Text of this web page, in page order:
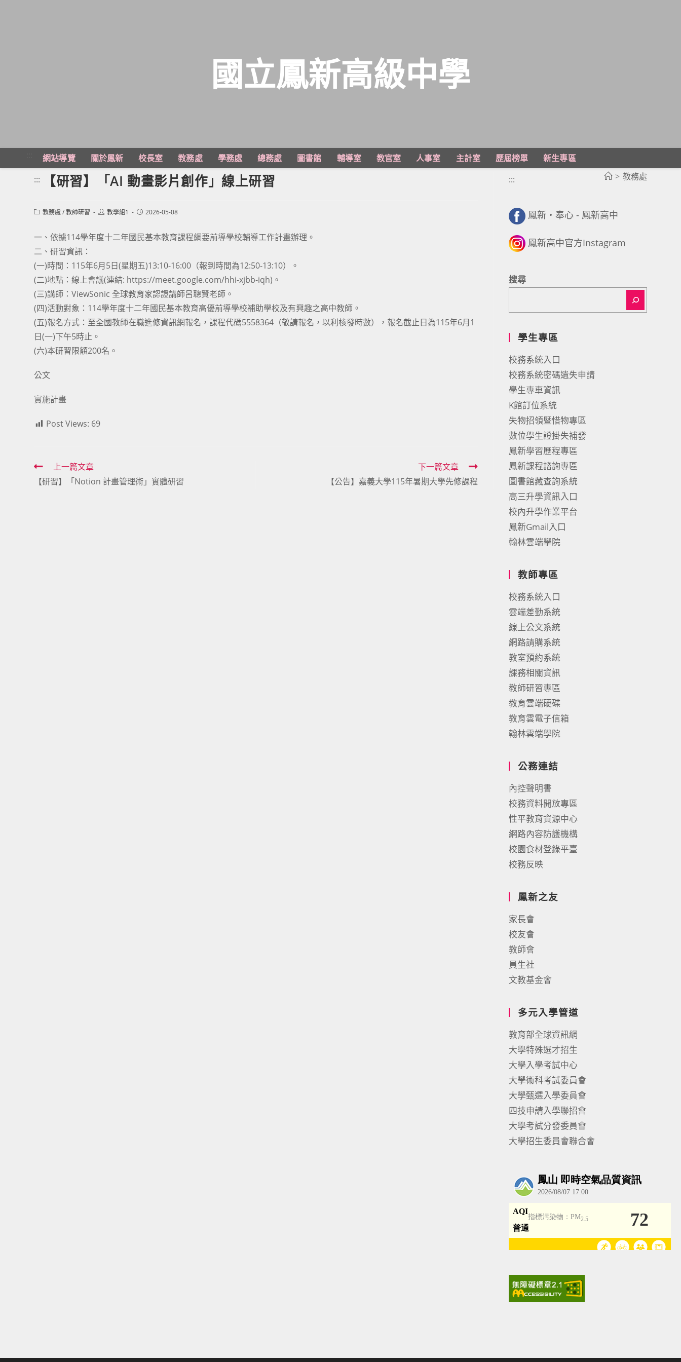
主
國立鳳新高級中學
網站導覽 關於鳳新 校長室 教務處 學務處 總務處 圖書館 輔導室 教官室 人事室 主計室 歷屆榜單
新生專區
> 教務處
::: 【研習】「AI 動畫影片創作」線上研習
Post教務處 /教師研習
Post教學組1
Post2026-05-08
一、依據114學年度十二年國民基本教育課程綱要前導學校輔導工作計畫辦理。
二、研習資訊：
(一)時間：115年6月5日(星期五)13:10-16:00（報到時間為12:50-13:10）。
(二)地點：線上會議(連結: https://meet.google.com/hhi-xjbb-iqh)。
(三)講師：ViewSonic 全球教育家認證講師呂聰賢老師。
(四)活動對象：114學年度十二年國民基本教育高優前導學校補助學校及有興趣之高中教師。
(五)報名方式：至全國教師在職進修資訊網報名，課程代碼5558364（敬請報名，以利核發時數），報名截止日為115年6月1
日(一)下午5時止。
(六)本研習限額200名。
公文
實施計畫
Post Views: 69
Read
more
上一篇文章
【研習】「Notion 計畫管理術」實體研習
下一篇文章
【公告】嘉義大學115年暑期大學先修課程
:::
鳳新・奉心 - 鳳新高中
鳳新高中官方Instagram
搜尋
學生專區
校務系統入口
校務系統密碼遺失申請
學生專車資訊
K館訂位系統
失物招領暨惜物專區
數位學生證掛失補發
鳳新學習歷程專區
鳳新課程諮詢專區
圖書館藏查詢系統
高三升學資訊入口
校內升學作業平台
鳳新Gmail入口
翰林雲端學院
教師專區
校務系統入口
雲端差勤系統
線上公文系統
網路請購系統
教室預約系統
課務相關資訊
教師研習專區
教育雲端硬碟
教育雲電子信箱
翰林雲端學院
公務連結
內控聲明書
校務資料開放專區
性平教育資源中心
網路內容防護機構
校園食材登錄平臺
校務反映
鳳新之友
家長會
校友會
教師會
員生社
文教基金會
多元入學管道
教育部全球資訊網
大學特殊選才招生
大學入學考試中心
大學術科考試委員會
大學甄選入學委員會
四技申請入學聯招會
大學考試分發委員會
大學招生委員會聯合會